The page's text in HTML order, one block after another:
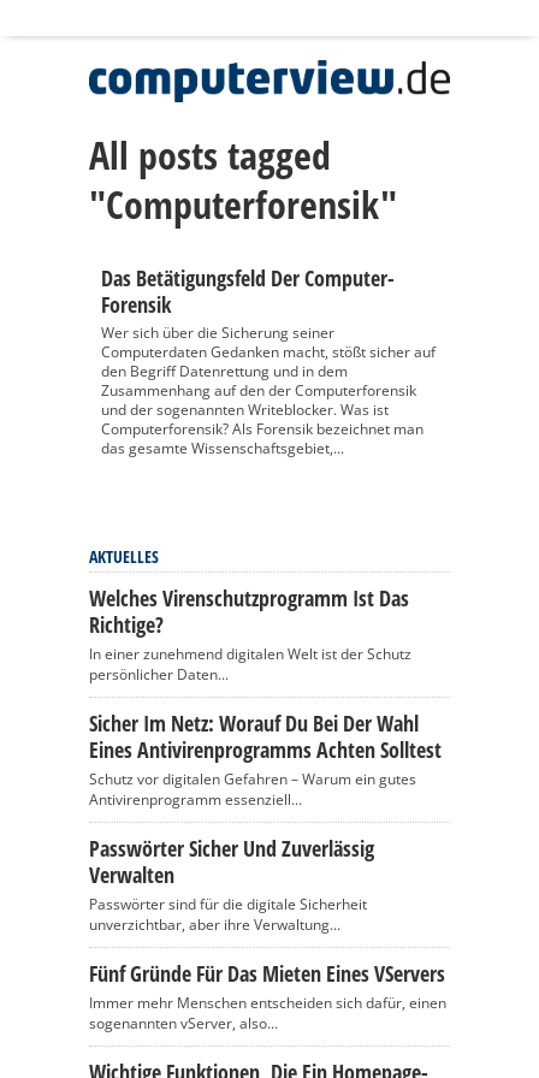
All posts tagged
"Computerforensik"
Das Betätigungsfeld Der Computer-
Forensik
Wer sich über die Sicherung seiner
Computerdaten Gedanken macht, stößt sicher auf
den Begriff Datenrettung und in dem
Zusammenhang auf den der Computerforensik
und der sogenannten Writeblocker. Was ist
Computerforensik? Als Forensik bezeichnet man
das gesamte Wissenschaftsgebiet,...
AKTUELLES
Welches Virenschutzprogramm Ist Das
Richtige?
In einer zunehmend digitalen Welt ist der Schutz
persönlicher Daten...
Sicher Im Netz: Worauf Du Bei Der Wahl
Eines Antivirenprogramms Achten Solltest
Schutz vor digitalen Gefahren – Warum ein gutes
Antivirenprogramm essenziell...
Passwörter Sicher Und Zuverlässig
Verwalten
Passwörter sind für die digitale Sicherheit
unverzichtbar, aber ihre Verwaltung...
Fünf Gründe Für Das Mieten Eines VServers
Immer mehr Menschen entscheiden sich dafür, einen
sogenannten vServer, also...